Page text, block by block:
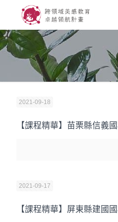
2021-09-18
【課程精華】苗栗縣信義
2021-09-17
【課程精華】屏東縣建國